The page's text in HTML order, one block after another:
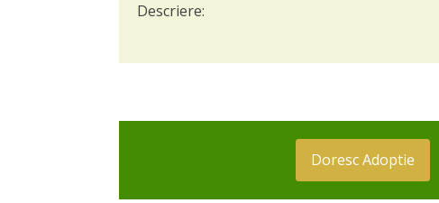
Descriere:
Doresc Adoptie